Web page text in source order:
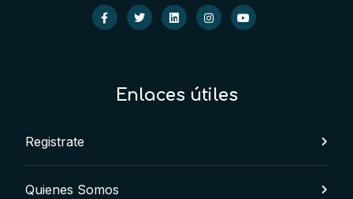
Enlaces útiles
Registrate
Quienes Somos